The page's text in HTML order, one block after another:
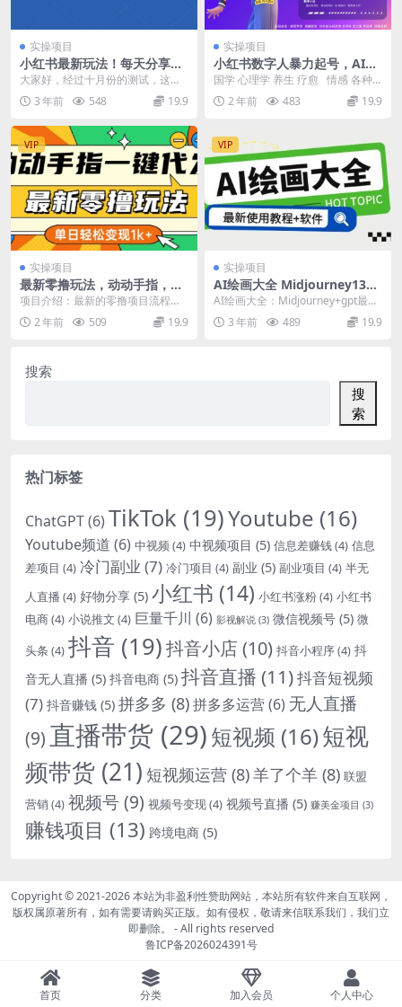
实操项目
小红书最新玩法！每天分享精
品壁纸就能日入300+！保姆级
教学，带你从0基础小白领悟
网赚
大家好，经过十月份的测试，这次
我又在小红书这个平台找到了新的
商机《小红书最新玩法...
3 年前 548 19.9
实操项目
小红书数字人暴力起号，AI改
写文案，再也不用费劲录口
播，流量火爆月入破W轻松拿
捏
国学 心理学 养生 疗愈 情感 各种
赛道疯狂赚米 每天20分钟 AI 现
在...2 年前 483 19.9
VIP
实操项目
最新零撸玩法，动动手指，一
键代发，有播放就有收益，单
项目介绍：最新的零撸项目流程全
揭秘！无需直播、不用露脸、不需
要剪辑、不必写文案，...
2 年前 509 19.9
VIP
实操项目
AI绘画大全 Midjourney1300
0+gpt最新注册+使用教程+关
键词描述词 软件+教程
AI绘画大全：Midjourney+gpt最新
注册和使用教程，Midjourne...
3 年前 489 19.9
搜索
搜
索
热门标签
ChatGPT(6) TikTok (19)Youtube (16)
Youtube频道 (6) 中视频(4) 中视频项目 (5) 信息差赚钱(4) 信息
差项目 (4) 冷门副业 (7) 冷门项目 (4) 副业 (5) 副业项目 (4) 半无
人直播 (4) 好物分享 (5) 小红书 (14) 小红书涨粉(4) 小红书
电商(4) 小说推文 (4) 巨量千川 (6) 影视解说 (3) 微信视频号 (5) 微
头条 (4) 抖音 (19)抖音小店(10) 抖音小程序(4) 抖
音无人直播 (5) 抖音电商 (5) 抖音直播 (11)抖音短视频
(7) 抖音赚钱 (5) 拼多多 (8)拼多多运营(6) 无人直播
(9) 直播带货 (29)短视频 (16)短视
频带货 (21) 短视频运营 (8)羊了个羊 (8) 联盟
营销 (4) 视频号(9) 视频号变现(4) 视频号直播 (5) 赚美金项目 (3)
赚钱项目 (13) 跨境电商 (5)
Copyright © 2021-2026本站为非盈利性赞助网站，本站所有软件来自互联网，
版权属原著所有，如有需要请购买正版。如有侵权，敬请来信联系我们，我们立
即删除。
- All rights reserved
鲁ICP备2026024391号
首页 分类 加入会员 个人中心